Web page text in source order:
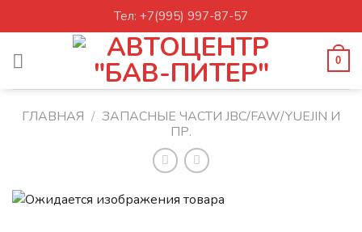
to
Тел: +7(995) 997-87-57
0
ГЛАВНАЯ / ЗАПАСНЫЕ ЧАСТИ JBC/FAW/YUEJIN И
ПР.